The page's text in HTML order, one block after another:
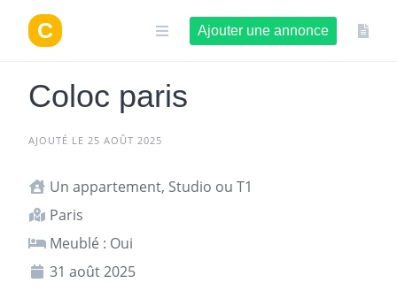
contenu
Ajouter une annonce
Coloc paris
AJOUTÉ LE 25 AOÛT 2025
Un appartement, Studio ou T1
Paris
Meublé : Oui
31 août 2025